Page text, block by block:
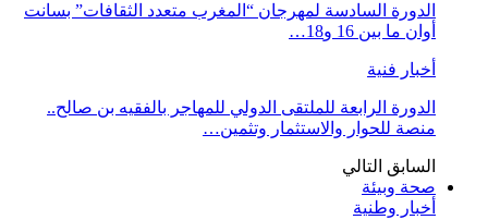
الدورة السادسة لمهرجان “المغرب متعدد الثقافات” بسانت
أوان ما بين 16 و18…
أخبار فنية
الدورة الرابعة للملتقى الدولي للمهاجر بالفقيه بن صالح..
منصة للحوار والاستثمار وتثمين…
السابق التالي
صحة وبيئة
أخبار وطنية